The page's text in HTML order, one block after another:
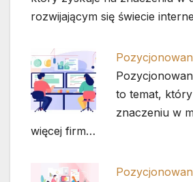
rozwijającym się świecie
to temat,
znaczeniu w
więcej firm…